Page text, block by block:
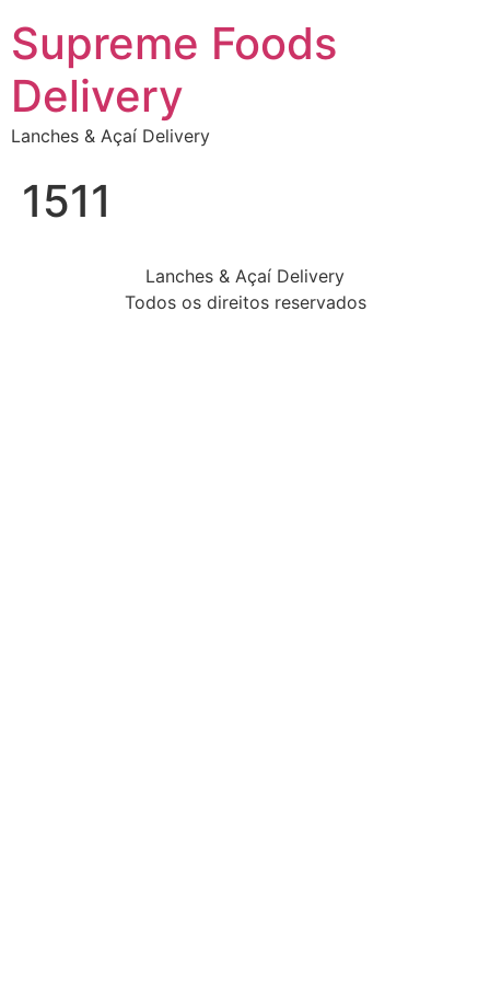
Supreme Foods
Delivery
Lanches & Açaí Delivery
1511
Lanches & Açaí Delivery
Todos os direitos reservados